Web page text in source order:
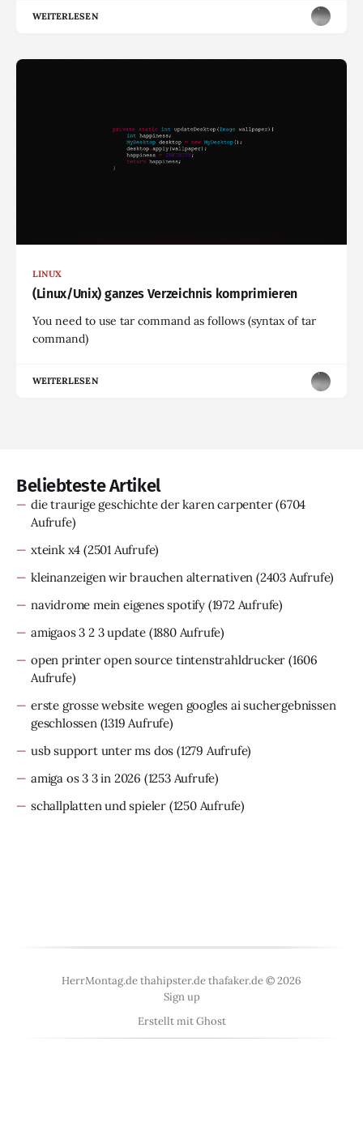
WEITERLESEN
LINUX
(Linux/Unix) ganzes Verzeichnis komprimieren
You need to use tar command as follows (syntax of tar
command)
WEITERLESEN
Beliebteste Artikel
die traurige geschichte der karen carpenter(6704
Aufrufe)
xteink x4 (2501 Aufrufe)
kleinanzeigen wir brauchen alternativen (2403 Aufrufe)
navidrome mein eigenes spotify (1972 Aufrufe)
amigaos 3 2 3 update (1880 Aufrufe)
open printer open source tintenstrahldrucker (1606
Aufrufe)
erste grosse website wegen googles ai suchergebnissen
geschlossen(1319 Aufrufe)
usb support unter ms dos (1279 Aufrufe)
amiga os 3 3 in 2026 (1253 Aufrufe)
schallplatten und spieler (1250 Aufrufe)
HerrMontag.de thahipster.de thafaker.de © 2026
Sign up
Erstellt mitGhost